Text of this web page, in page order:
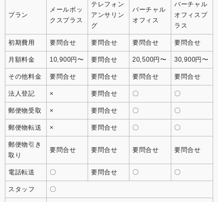
プラン
メールボッ
クスプラス
テレフォン
アンサリン
グ
バーチャル
オフィス
バーチャル
オフィスプ
ラス
初期費用 要問合せ 要問合せ 要問合せ 要問合せ
月額料金 10,900円〜 要問合せ 20,500円〜 30,900円〜
その他料金 要問合せ 要問合せ 要問合せ 要問合せ
法人登記 × 要問合せ 〇 〇
郵便物受取 × 要問合せ 〇 〇
郵便物転送 × 要問合せ 〇 〇
郵便物引き
取り
要問合せ 要問合せ 要問合せ 要問合せ
電話転送 〇 要問合せ 〇 〇
スタッフ 〇